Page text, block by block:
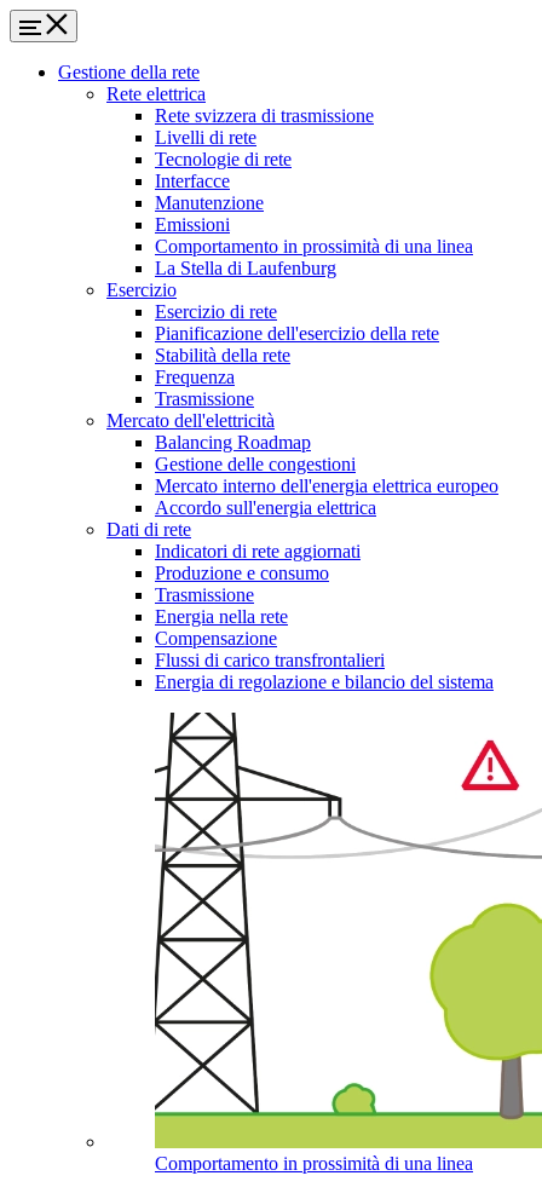
Gestione della rete
Rete elettrica
Rete svizzera di trasmissione
Livelli di rete
Tecnologie di rete
Interfacce
Manutenzione
Emissioni
Comportamento in prossimità di una linea
La Stella di Laufenburg
Esercizio
Esercizio di rete
Pianificazione dell'esercizio della rete
Stabilità della rete
Frequenza
Trasmissione
Mercato dell'elettricità
Balancing Roadmap
Gestione delle congestioni
Mercato interno dell'energia elettrica europeo
Accordo sull'energia elettrica
Dati di rete
Indicatori di rete aggiornati
Produzione e consumo
Trasmissione
Energia nella rete
Compensazione
Flussi di carico transfrontalieri
Energia di regolazione e bilancio del sistema
Comportamento in prossimità di una linea